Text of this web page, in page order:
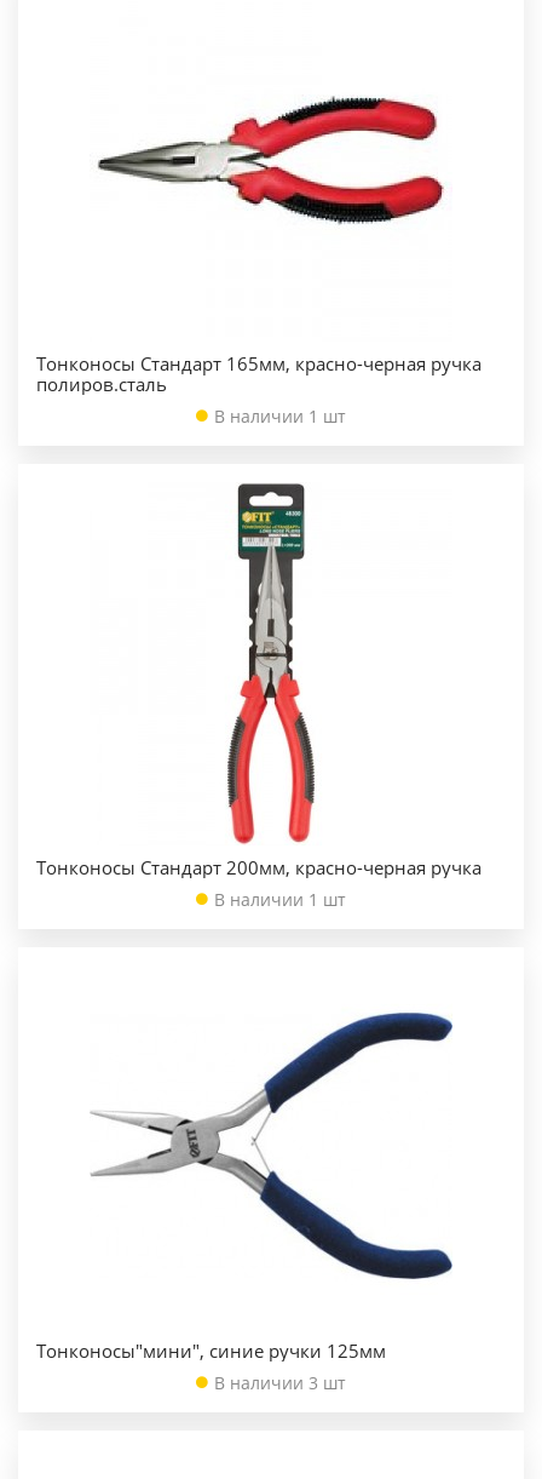
Тонконосы Стандарт 165мм, красно-черная ручка
полиров.сталь
В наличии 1 шт
Тонконосы Стандарт 200мм, красно-черная ручка
В наличии 1 шт
Тонконосы"мини", синие ручки 125мм
В наличии 3 шт